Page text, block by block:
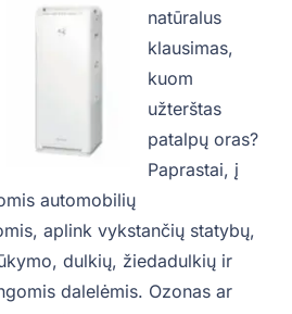
natūralus
klausimas,
kuom
užterštas
patalpų oras?
Paprastai, į
automobilių
aplink vykstančių statybų,
dulkių, žiedadulkių ir
dalelėmis. Ozonas ar